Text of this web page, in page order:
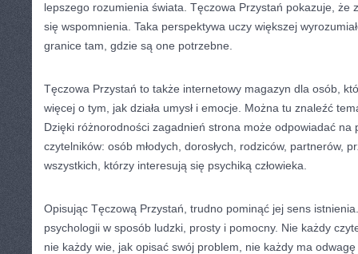
lepszego rozumienia świata. Tęczowa Przystań pokazuje, że
się wspomnienia. Taka perspektywa uczy większej
granice tam, gdzie są one potrzebne.
Tęczowa Przystań to także internetowy magazyn dla osób,
więcej o tym, jak działa umysł i emocje. Można tu znaleźć
Dzięki różnorodności zagadnień strona może odpowiadać na
czytelników: osób młodych, dorosłych, rodziców, partnerów,
wszystkich, którzy interesują się psychiką człowieka.
Opisując Tęczową Przystań, trudno pominąć jej sens
psychologii w sposób ludzki, prosty i pomocny. Nie każdy
nie każdy wie, jak opisać swój problem, nie każdy ma